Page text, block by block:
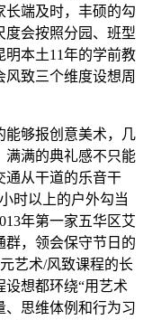
长端及时，丰硕的勾
度会按照分园、班型
本土11年的学前教
致三个维度设想周
够报创意美术，几
满满的典礼感不只能
通从干道的乐音干
时以上的户外勾当
年第一家五华区艾
群，领会保守节日的
艺术/风致课程的长
想都环绕“用艺术
、思维体例和行为习